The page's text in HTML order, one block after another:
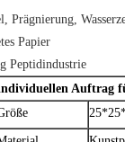
Papier
Peptidindustrie
Auftrag